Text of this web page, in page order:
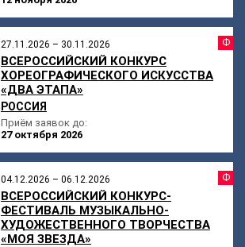
27.11.2026 – 30.11.2026
ВСЕРОССИЙСКИЙ КОНКУРС
ХОРЕОГРАФИЧЕСКОГО ИСКУССТВА
«ДВА ЭТАПА»
РОССИЯ
Приём заявок до:
27 октября 2026
04.12.2026 – 06.12.2026
ВСЕРОССИЙСКИЙ КОНКУРС-
ФЕСТИВАЛЬ МУЗЫКАЛЬНО-
ХУДОЖЕСТВЕННОГО ТВОРЧЕСТВА
«МОЯ ЗВЕЗДА»